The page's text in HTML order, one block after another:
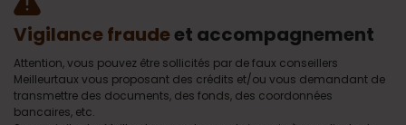
Vigilance fraudeet accompagnement
Attention, vous pouvez être sollicités par de faux conseillers
Meilleurtaux vous proposant des crédits et/ou vous demandant de
transmettre des documents, des fonds, des coordonnées
bancaires, etc.